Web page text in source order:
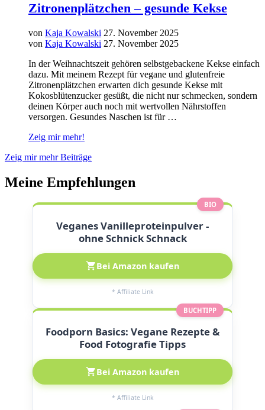
Zitronenplätzchen – gesunde Kekse
von Kaja Kowalski 27. November 2025
von Kaja Kowalski 27. November 2025
In der Weihnachtszeit gehören selbstgebackene Kekse einfach
dazu. Mit meinem Rezept für vegane und glutenfreie
Zitronenplätzchen erwarten dich gesunde Kekse mit
Kokosblütenzucker gesüßt, die nicht nur schmecken, sondern
deinen Körper auch noch mit wertvollen Nährstoffen
versorgen. Gesundes Naschen ist für …
Zeig mir mehr!
Zeig mir mehr Beiträge
Meine Empfehlungen
BIO
Veganes Vanilleproteinpulver -
ohne Schnick Schnack
Bei Amazon kaufen
* Affiliate Link
BUCHTIPP
Foodporn Basics: Vegane Rezepte &
Food Fotografie Tipps
Bei Amazon kaufen
* Affiliate Link